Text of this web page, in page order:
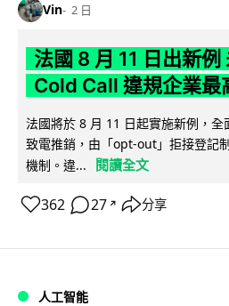
Vin 2 日
法國 8 月 11 日出新例
Cold Call 違規企業最
法國將於 8 月 11 日起實施新例，
致電推銷，由「opt-out」拒接登記
機制。違...
閱讀全文
362 27 ↗ 分享
人工智能